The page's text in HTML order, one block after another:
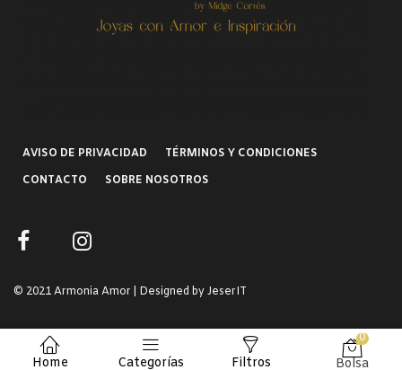
Home Categorías Filtros
0
Bolsa
AVISO DE PRIVACIDAD
TÉRMINOS Y CONDICIONES
CONTACTO
SOBRE NOSOTROS
© 2021 Armonia Amor | Designed by JeserIT